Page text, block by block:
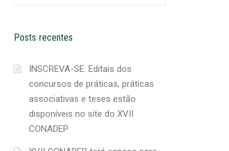
Posts recentes
INSCREVA-SE: Editais dos
concursos de práticas, práticas
associativas e teses estão
disponíveis no site do XVII
CONADEP